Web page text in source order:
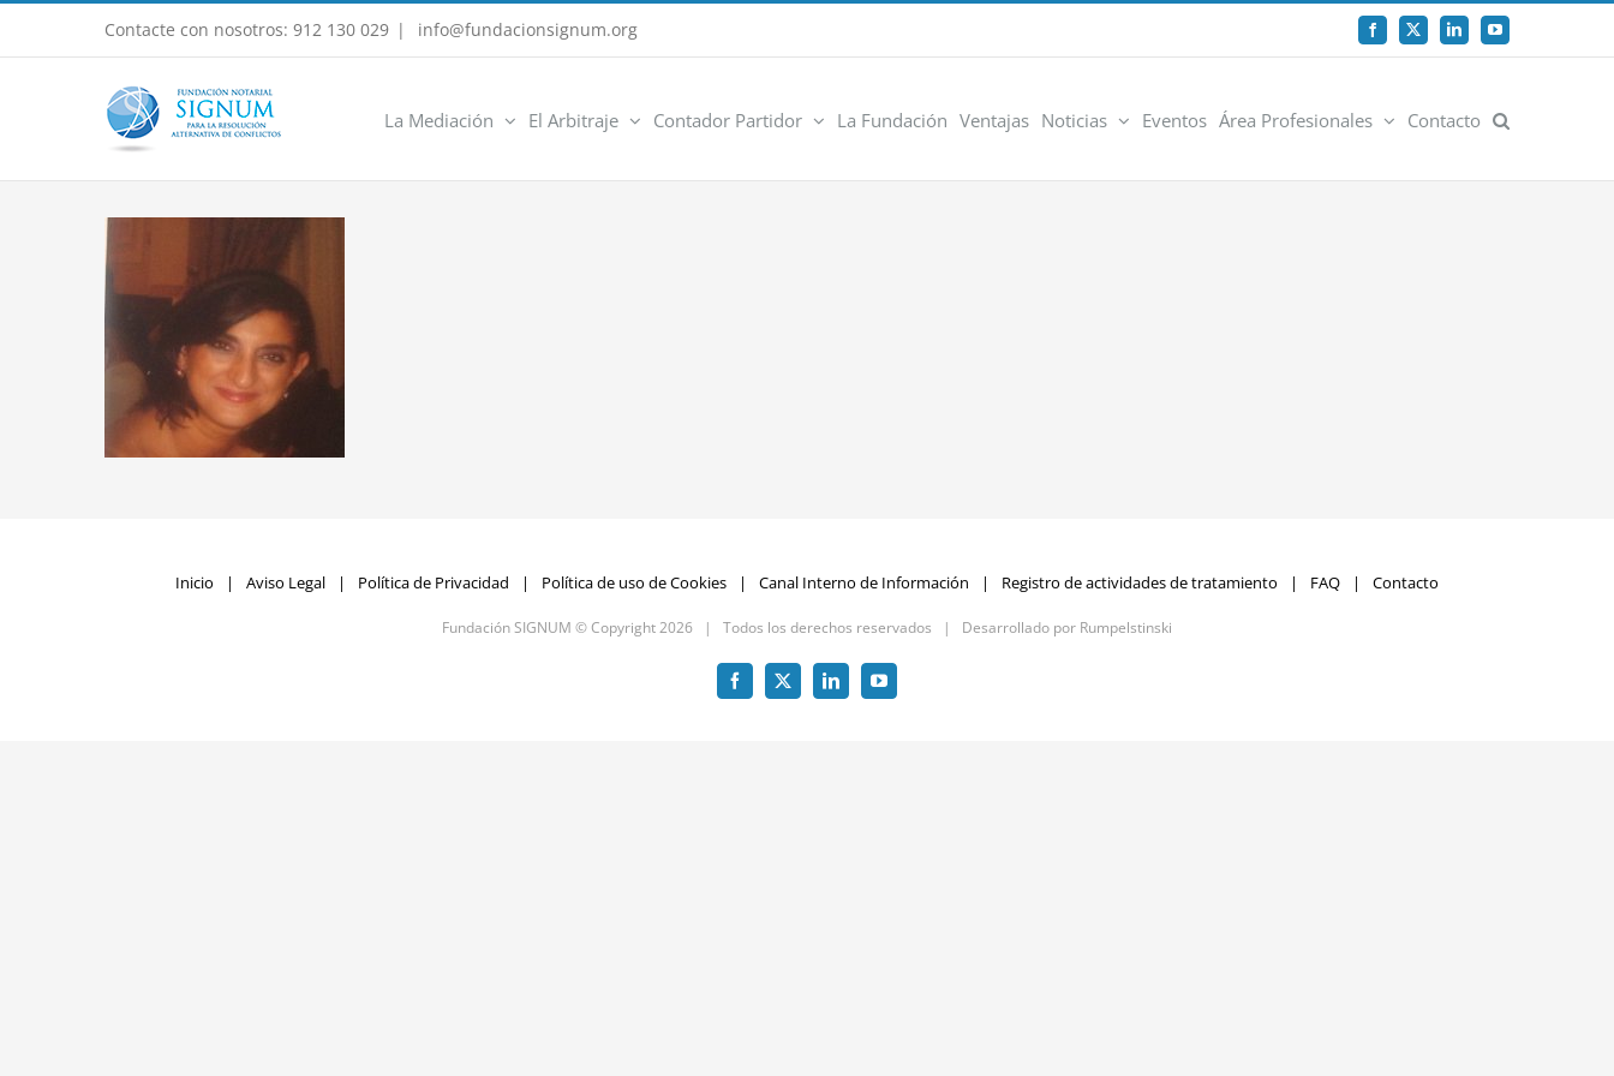
Saltar
contenido
Contacte con nosotros: 912 130 029 | info@fundacionsignum.org Facebook
X LinkedInYouTube
La Mediación El Arbitraje Contador Partidor La Fundación Ventajas Noticias Eventos Área Profesionales Contacto
Inicio Aviso Legal Política de Privacidad Política de uso de Cookies Canal Interno de Información Registro de actividades de tratamiento FAQ Contacto
Fundación SIGNUM © Copyright2026 | Todos los derechos reservados | Desarrollado por Rumpelstinski
Facebook
X LinkedInYouTube